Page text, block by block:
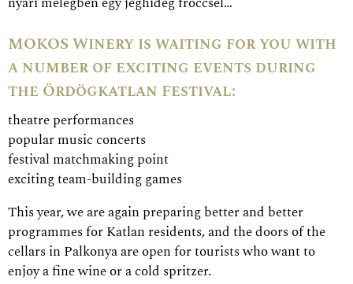
MOKOS Winery is waiting for you with
a number of exciting events during
the Ördögkatlan Festival:
theatre performances
popular music concerts
festival matchmaking point
exciting team-building games
This year, we are again preparing better and better
programmes for Katlan residents, and the doors of the
cellars in Palkonya are open for tourists who want to
enjoy a fine wine or a cold spritzer.